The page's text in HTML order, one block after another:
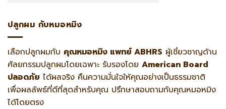
ปลูกผม กับหมอหมิง
เลือกปลูกผมกับ คุณหมอหมิง แพทย์ ABHRS ผู้เชี่ยวชาญด้าน
ศัลยกรรมปลูกผมโดยเฉพาะ รับรองโดย American Board
ปลอดภัย ได้ผลจริง คืนความมั่นใจให้คุณอย่างเป็นธรรมชาติ
เพื่อผลลัพธ์ที่ดีที่สุดสำหรับคุณ ปรึกษาสอบถามกับคุณหมอหมิง
ได้โดยตรง